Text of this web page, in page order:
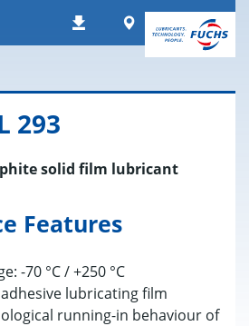
Λήψεις Worldwide
293
solid film lubricant
Features
-70 °C / +250 °C
lubricating film
running-in behaviour of